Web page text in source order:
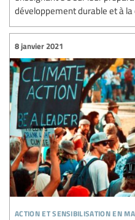
développement durable et à
action et sensibilisation en
8 janvier 2021